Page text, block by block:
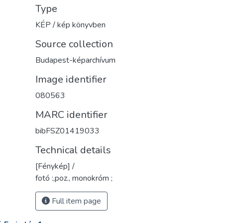
Type
KÉP / kép könyvben
Source collection
Budapest-képarchívum
Image identifier
080563
MARC identifier
bibFSZ01419033
Technical details
[Fénykép] /
fotó :,poz., monokróm ;
Full item page